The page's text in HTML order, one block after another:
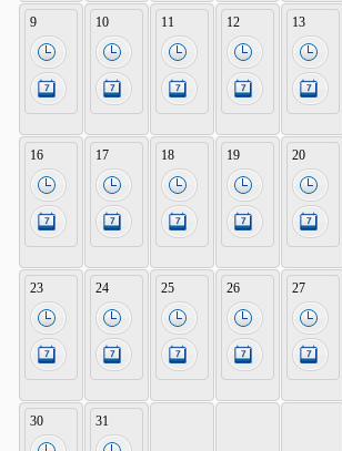
9 10 11 12 13
16 17 18 19 20
23 24 25 26 27
30 31